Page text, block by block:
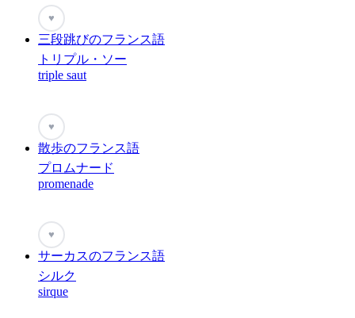
♥
三段跳びのフランス語
トリプル・ソー
triple saut
♥
散歩のフランス語
プロムナード
promenade
♥
サーカスのフランス語
シルク
sirque